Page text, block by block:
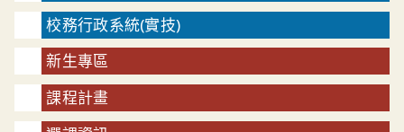
校務行政系統(實技)
新生專區
課程計畫